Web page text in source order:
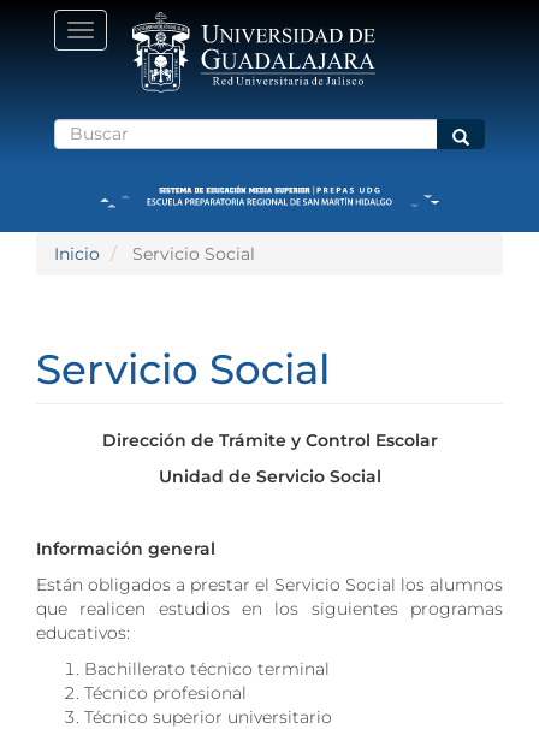
Toggle
navigation
Buscar Buscar
Inicio Servicio Social
Servicio Social
Dirección de Trámite y Control Escolar
Unidad de Servicio Social
Información general
Están obligados a prestar el Servicio Social los alumnos
que realicen estudios en los siguientes programas
educativos:
Bachillerato técnico terminal
Técnico profesional
Técnico superior universitario